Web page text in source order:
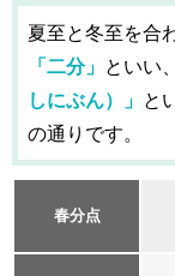
夏至と冬至を合
「二分」
といい
しにぶん）」
と
の通りです。
春分点